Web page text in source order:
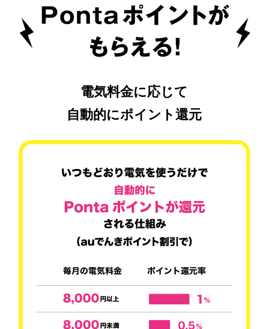
電気料金に応じて
自動的にポイント還元